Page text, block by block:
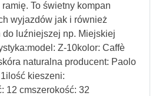
To świetny kompan
wyjazdów jak i również
luźniejszej np. Miejskiej
Z-10kolor: Caffè
naturalna producent: Paolo
kieszeni:
12 cmszerokość: 32